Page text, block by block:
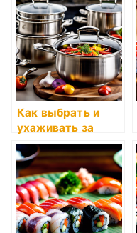
условия на
экскурсии по
суши-
ресторанам?
Как выбрать и
ухаживать за
посудой и
кухонными
принадлежностям
и